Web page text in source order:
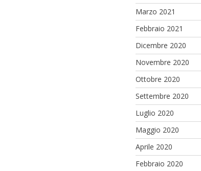
Marzo 2021
Febbraio 2021
Dicembre 2020
Novembre 2020
Ottobre 2020
Settembre 2020
Luglio 2020
Maggio 2020
Aprile 2020
Febbraio 2020